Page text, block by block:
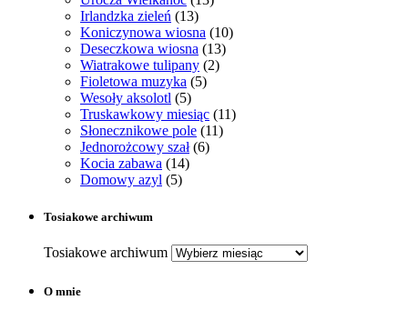
Irlandzka zieleń (13)
Koniczynowa wiosna (10)
Deseczkowa wiosna (13)
Wiatrakowe tulipany (2)
Fioletowa muzyka (5)
Wesoły aksolotl (5)
Truskawkowy miesiąc (11)
Słonecznikowe pole (11)
Jednorożcowy szał (6)
Kocia zabawa (14)
Domowy azyl (5)
Tosiakowe archiwum
Tosiakowe archiwum
O mnie